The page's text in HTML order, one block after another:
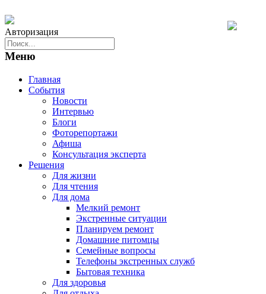
Авторизация
Меню
Главная
События
Новости
Интервью
Блоги
Фоторепортажи
Афиша
Консультация эксперта
Решения
Для жизни
Для чтения
Для дома
Мелкий ремонт
Экстренные ситуации
Планируем ремонт
Домашние питомцы
Семейные вопросы
Телефоны экстренных служб
Бытовая техника
Для здоровья